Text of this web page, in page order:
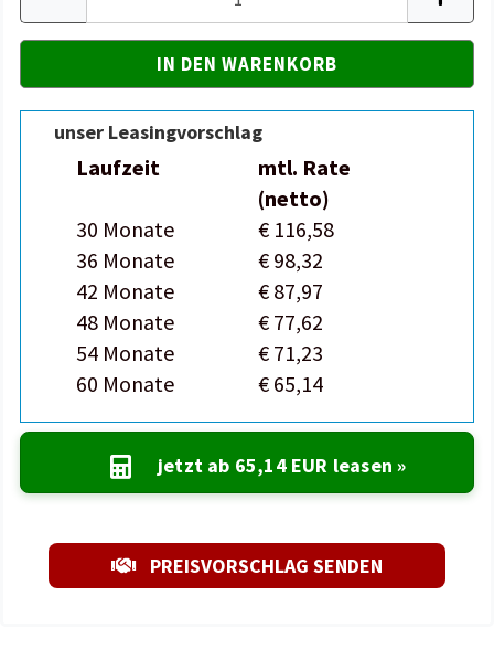
unser Leasingvorschlag
Laufzeit
mtl. Rate
(netto)
30 Monate
€ 116,58
36 Monate
€ 98,32
42 Monate
€ 87,97
48 Monate
€ 77,62
54 Monate
€ 71,23
60 Monate
€ 65,14
jetzt ab 65,14 EUR leasen »
PREISVORSCHLAG SENDEN